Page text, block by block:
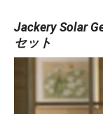
Jackery Solar
セット